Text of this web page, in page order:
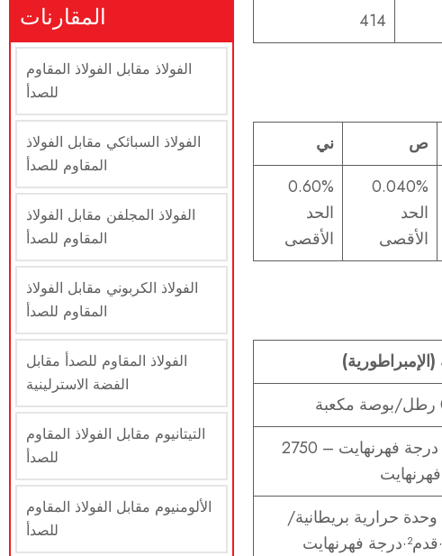
414
ص ني
0.040%
الحد
الأقصى
0.60%
الحد
الأقصى
(الإمبراطورية)
2624 درجة فهرنهايت – 2750
172.5 وحدة حرارية بريطانية/
فهرنهايت
المقارنات
الفولاذ مقابل الفولاذ المقاوم
للصدأ
الفولاذ السبائكي مقابل الفولاذ
المقاوم للصدأ
الفولاذ المجلفن مقابل الفولاذ
المقاوم للصدأ
الفولاذ الكربوني مقابل الفولاذ
المقاوم للصدأ
الفولاذ المقاوم للصدأ مقابل
الفضة الاسترلينية
التيتانيوم مقابل الفولاذ المقاوم
للصدأ
الألومنيوم مقابل الفولاذ المقاوم
للصدأ